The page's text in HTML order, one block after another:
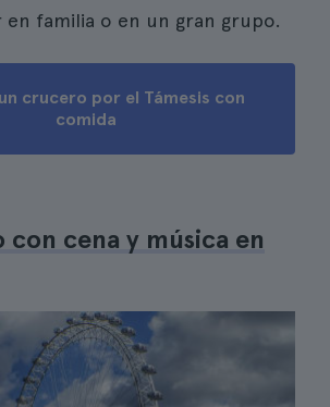
en familia o en un gran grupo.
crucero por el Támesis con
comida
cena y música en